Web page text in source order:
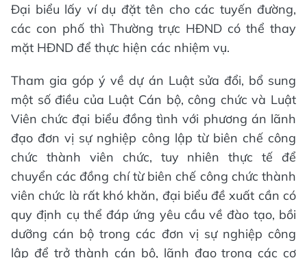
Đại biểu lấy ví dụ đặt tên cho các tuyến đường,
các con phố thì Thường trực HĐND có thể thay
mặt HĐND để thực hiện các nhiệm vụ.
Tham gia góp ý về dự án Luật sửa đổi, bổ sung
một số điều của Luật Cán bộ, công chức và Luật
Viên chức đại biểu đồng tình với phương án lãnh
đạo đơn vị sự nghiệp công lập từ biên chế công
chức thành viên chức, tuy nhiên thực tế để
chuyển các đồng chí từ biên chế công chức thành
viên chức là rất khó khăn, đại biểu đề xuất cần có
quy định cụ thể đáp ứng yêu cầu về đào tạo, bồi
dưỡng cán bộ trong các đơn vị sự nghiệp công
lập để trở thành cán bộ, lãnh đạo trong các cơ